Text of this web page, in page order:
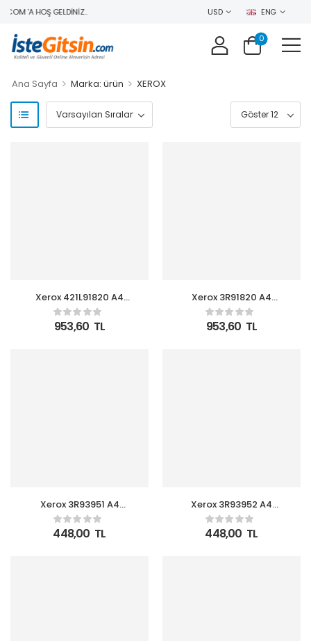
'A HOŞ GELDINIZ.. USD ENG
0
Ana Sayfa > Marka: ürün > XEROX
Xerox 421L91820 A4
Office 80gr Fotokopi
Kağıdı
953,60 TL
Xerox 3R91820 A4
Business Fotokopi
Kağıdı 80gr-500 lü 1
koli= 5 paket
953,60 TL
Xerox 3R93951 A4
Symphony Koyu Yesil
80gr
448,00 TL
Xerox 3R93952 A4
Symphony Kanarya
Sarısı 80gr
448,00 TL